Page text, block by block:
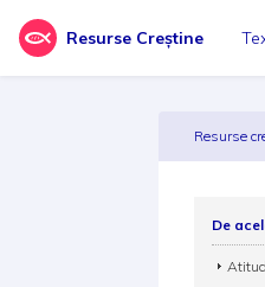
Resurse Creștine
Resurse
De